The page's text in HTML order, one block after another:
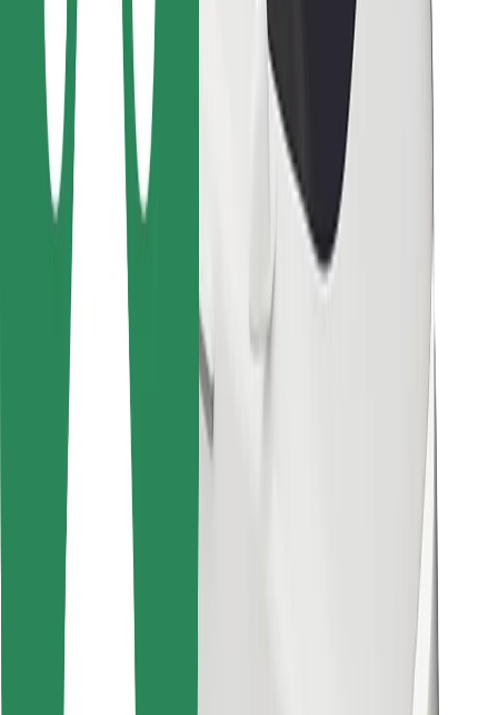
For leveringspersoner
Bolt Food
For flådeejere
For restauranter
Bolt for Business
Andet
Leverandører
Cookies
Sikkerhed
Få en tur på få minutter!
Download Bolt-appen
Find din yndlingsmad!
Download Bolt Food-appen